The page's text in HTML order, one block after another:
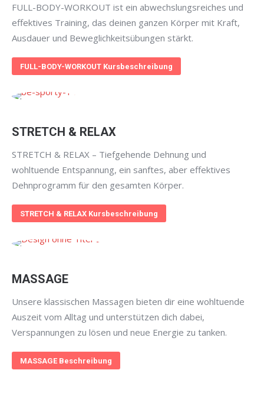
FULL-BODY-WORKOUT ist ein abwechslungsreiches und
effektives Training, das deinen ganzen Körper mit Kraft,
Ausdauer und Beweglichkeitsübungen stärkt.
FULL-BODY-WORKOUT Kursbeschreibung
STRETCH & RELAX
STRETCH & RELAX – Tiefgehende Dehnung und
wohltuende Entspannung, ein sanftes, aber effektives
Dehnprogramm für den gesamten Körper.
STRETCH & RELAX Kursbeschreibung
MASSAGE
Unsere klassischen Massagen bieten dir eine wohltuende
Auszeit vom Alltag und unterstützen dich dabei,
Verspannungen zu lösen und neue Energie zu tanken.
MASSAGE Beschreibung